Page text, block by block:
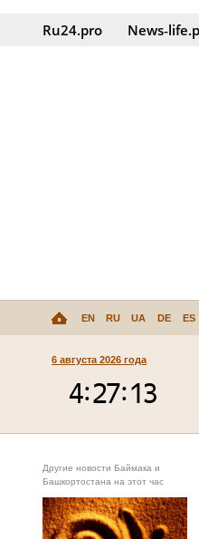
Ru24.pro
EN RU UA DE ES
6 августа 2026 года
Другие новости Баймака и
Башкортостана на этот час